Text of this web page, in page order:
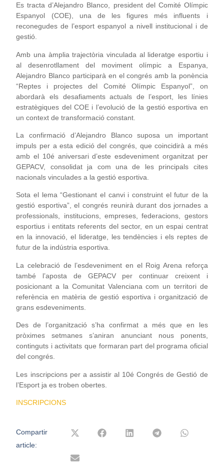
Es tracta d’Alejandro Blanco, president del Comité Olímpic
Espanyol (COE), una de les figures més influents i
reconegudes de l’esport espanyol a nivell institucional i de
gestió.
Amb una àmplia trajectòria vinculada al lideratge esportiu i
al desenrotllament del moviment olímpic a Espanya,
Alejandro Blanco participarà en el congrés amb la ponència
“Reptes i projectes del Comité Olímpic Espanyol”, on
abordarà els desafiaments actuals de l’esport, les línies
estratègiques del COE i l’evolució de la gestió esportiva en
un context de transformació constant.
La confirmació d’Alejandro Blanco suposa un important
impuls per a esta edició del congrés, que coincidirà a més
amb el 10é aniversari d’este esdeveniment organitzat per
GEPACV, consolidat ja com una de les principals cites
nacionals vinculades a la gestió esportiva.
Sota el lema “Gestionant el canvi i construint el futur de la
gestió esportiva”, el congrés reunirà durant dos jornades a
professionals, institucions, empreses, federacions, gestors
esportius i entitats referents del sector, en un espai centrat
en la innovació, el lideratge, les tendències i els reptes de
futur de la indústria esportiva.
La celebració de l’esdeveniment en el Roig Arena reforça
també l’aposta de GEPACV per continuar creixent i
posicionant a la Comunitat Valenciana com un territori de
referència en matèria de gestió esportiva i organització de
grans esdeveniments.
Des de l’organització s’ha confirmat a més que en les
pròximes setmanes s’aniran anunciant nous ponents,
continguts i activitats que formaran part del programa oficial
del congrés.
Les inscripcions per a assistir al 10é Congrés de Gestió de
l’Esport ja es troben obertes.
INSCRIPCIONS
Compartir
article: